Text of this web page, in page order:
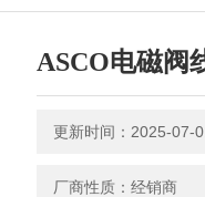
ASCO电磁阀
更新时间：2025-07-
厂商性质：经销商